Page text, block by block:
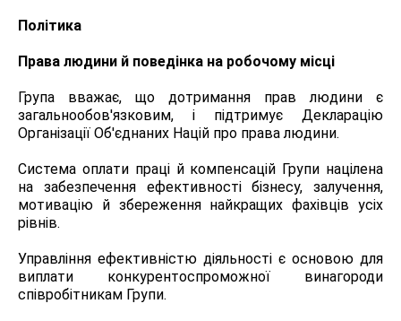
Політика
Права людини й поведінка на робочому місці
Група вважає, що дотримання прав людини є
загальнообов'язковим, і підтримує Декларацію
Організації Об'єднаних Націй про права людини.
Система оплати праці й компенсацій Групи націлена
на забезпечення ефективності бізнесу, залучення,
мотивацію й збереження найкращих фахівців усіх
рівнів.
Управління ефективністю діяльності є основою для
виплати конкурентоспроможної винагороди
співробітникам Групи.